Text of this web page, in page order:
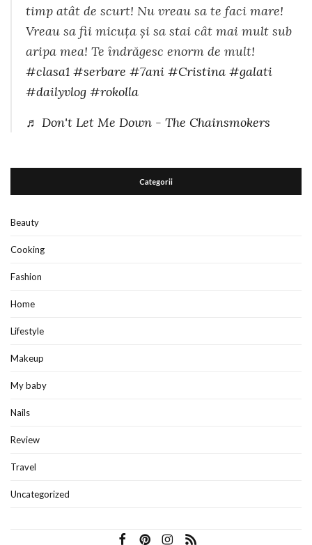
timp atât de scurt! Nu vreau sa te faci mare!
Vreau sa fii micuța și sa stai cât mai mult sub
aripa mea! Te îndrăgesc enorm de mult!
#clasa1 #serbare #7ani #Cristina #galati
#dailyvlog #rokolla
♬ Don't Let Me Down - The Chainsmokers
Categorii
Beauty
Cooking
Fashion
Home
Lifestyle
Makeup
My baby
Nails
Review
Travel
Uncategorized